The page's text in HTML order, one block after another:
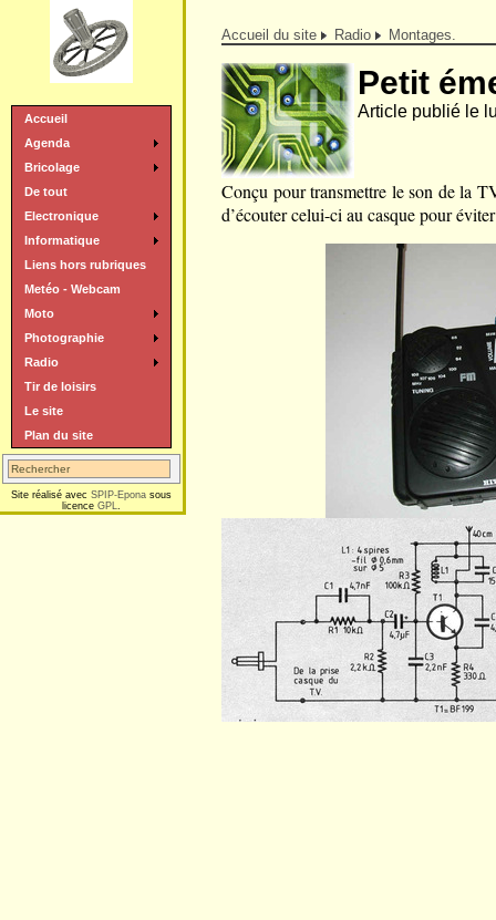
Accueil du site Radio Montages.
Petit
Article publié le
Conçu pour transmettre le son de la
d’écouter celui-ci au casque pour
Accueil
Agenda
Bricolage
De tout
Electronique
Informatique
Liens hors rubriques
Metéo - Webcam
Moto
Photographie
Radio
Tir de loisirs
Le site
Plan du site
Site réalisé avec SPIP-Epona sous
licence GPL.